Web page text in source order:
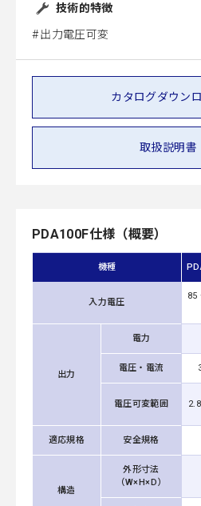
技術的特徴
出力電圧可変
カタログダウン
取扱説明書
PDA100F仕様（概要）
機種
入力電圧
85
出力
電力
電圧・電流
電圧可変範囲
適応規格 安全規格
構造
外形寸法
（W×H×D）